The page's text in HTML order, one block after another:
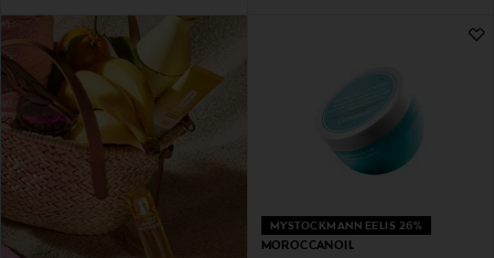
MYSTOCKMANN EELIS 26%
MOROCCANOIL